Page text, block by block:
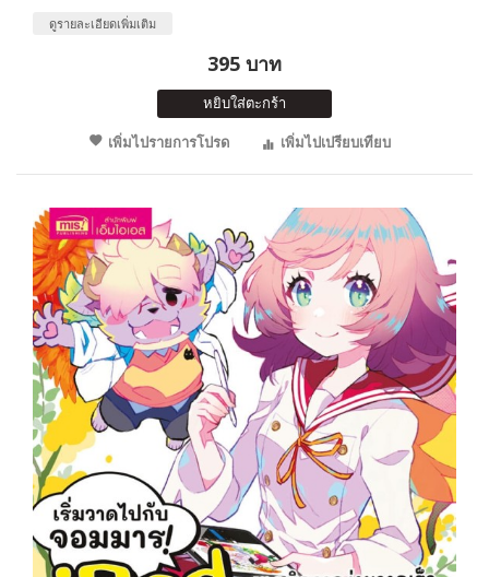
ดูรายละเอียดเพิ่มเติม
395 บาท
หยิบใส่ตะกร้า
เพิ่มไปรายการโปรด
เพิ่มไปเปรียบเทียบ